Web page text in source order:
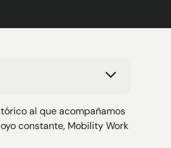
al que acompañamos
constante, Mobility Work